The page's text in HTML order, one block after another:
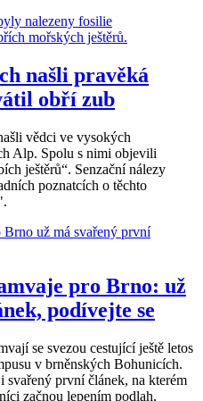
našli pravěká
obří zub
vědci ve vysokých
Alp. Spolu s nimi objevili
ještěrů“. Senzační nálezy
poznatcích o těchto
pro Brno: už
podívejte se
se svezou cestující ještě letos
v brněnských Bohunicích.
svařený první článek, na kterém
začnou lepením podlah,